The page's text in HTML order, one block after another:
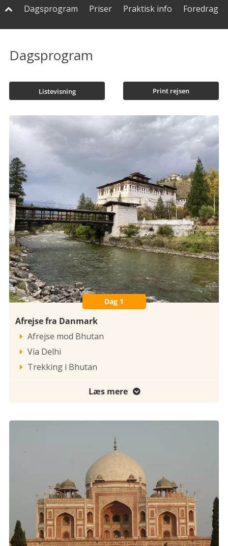
 Dagsprogram Priser Praktisk info Foredrag
Dagsprogram
Listevisning Print rejsen
Dag 1
Afrejse fra Danmark
 Afrejse mod Bhutan
 Via Delhi
 Trekking i Bhutan
Læs mere 